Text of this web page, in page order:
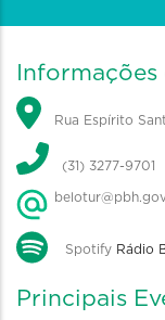
Rua Espírito
(31) 3277-9701
Spotify Rádio
Principais